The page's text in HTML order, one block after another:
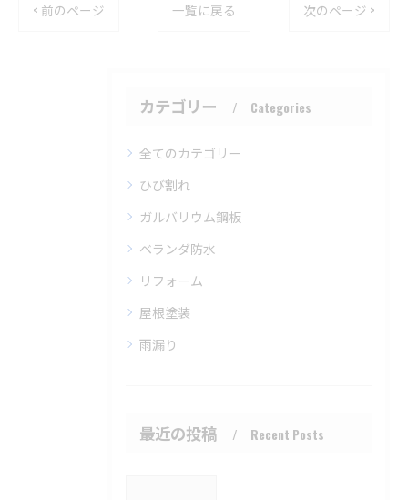
< 前のページ 一覧に戻る 次のページ >
カテゴリー Categories
全てのカテゴリー
ひび割れ
ガルバリウム鋼板
ベランダ防水
リフォーム
屋根塗装
雨漏り
最近の投稿 Recent Posts